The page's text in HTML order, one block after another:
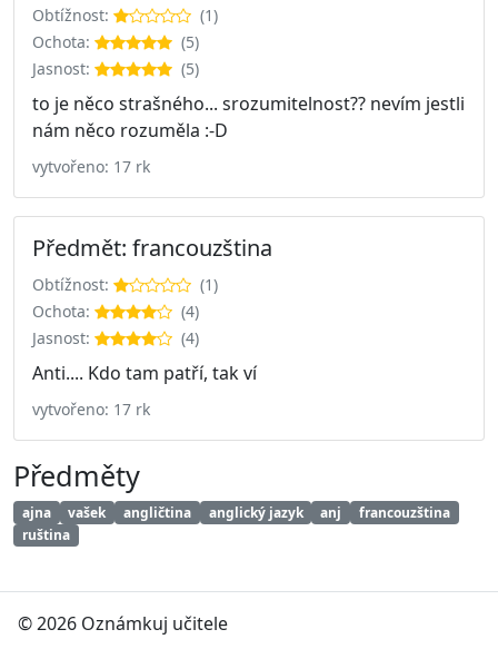
Obtížnost:
(1)
Ochota:
(5)
Jasnost:
(5)
to je něco strašného... srozumitelnost?? nevím jestli
nám něco rozuměla :-D
vytvořeno: 17 rk
Předmět: francouzština
Obtížnost:
(1)
Ochota:
(4)
Jasnost:
(4)
Anti.... Kdo tam patří, tak ví
vytvořeno: 17 rk
Předměty
ajna vašek angličtina anglický jazyk anj
francouzština
ruština
© 2026 Oznámkuj učitele